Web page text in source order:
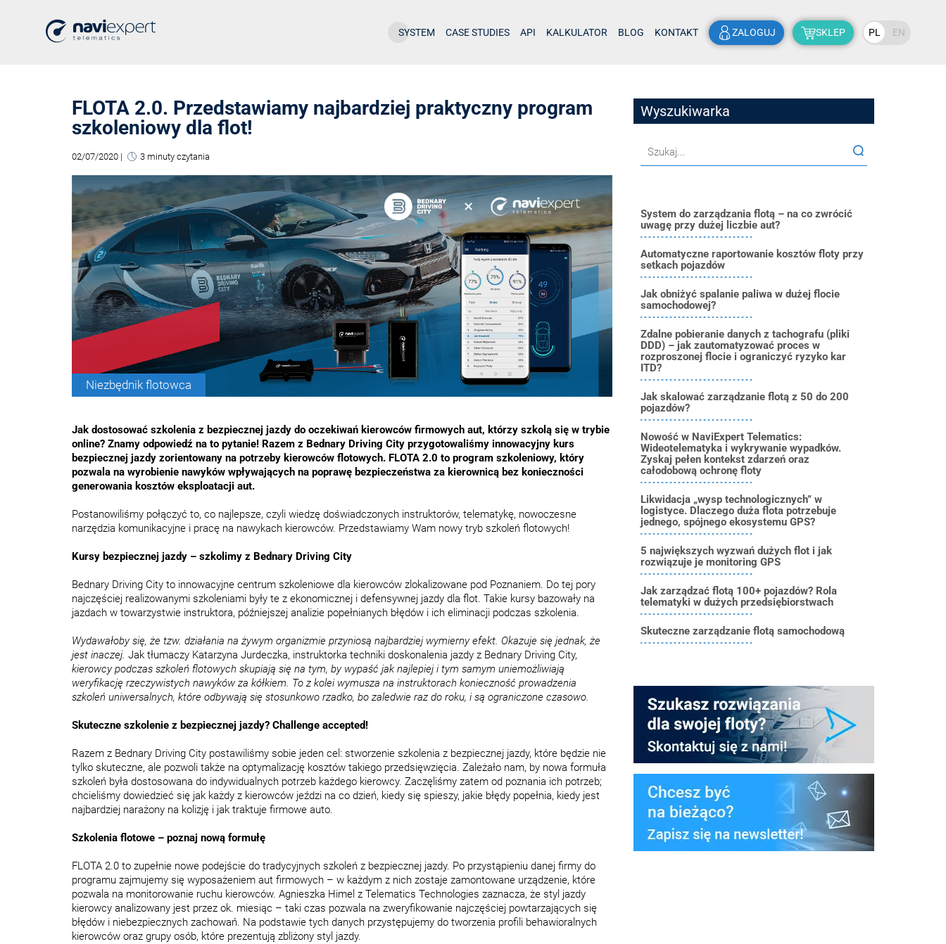
SYSTEM CASE STUDIES API KALKULATOR BLOG KONTAKT ZALOGUJ SKLEP PL EN
FLOTA 2.0. Przedstawiamy najbardziej praktyczny program
szkoleniowy dla flot!
02/07/2020 | 3 minuty czytania
Niezbędnik flotowca
Jak dostosować szkolenia z bezpiecznej jazdy do oczekiwań kierowców firmowych aut, którzy szkolą się w trybie
online? Znamy odpowiedź na to pytanie! Razem z Bednary Driving City przygotowaliśmy innowacyjny kurs
bezpiecznej jazdy zorientowany na potrzeby kierowców flotowych. FLOTA 2.0 to program szkoleniowy, który
pozwala na wyrobienie nawyków wpływających na poprawę bezpieczeństwa za kierownicą bez konieczności
generowania kosztów eksploatacji aut.
Postanowiliśmy połączyć to, co najlepsze, czyli wiedzę doświadczonych instruktorów, telematykę, nowoczesne
narzędzia komunikacyjne i pracę na nawykach kierowców. Przedstawiamy Wam nowy tryb szkoleń flotowych!
Kursy bezpiecznej jazdy – szkolimy z Bednary Driving City
Bednary Driving City to innowacyjne centrum szkoleniowe dla kierowców zlokalizowane pod Poznaniem. Do tej pory
najczęściej realizowanymi szkoleniami były te z ekonomicznej i defensywnej jazdy dla flot. Takie kursy bazowały na
jazdach w towarzystwie instruktora, późniejszej analizie popełnianych błędów i ich eliminacji podczas szkolenia.
Wydawałoby się, że tzw. działania na żywym organizmie przyniosą najbardziej wymierny efekt. Okazuje się jednak, że
jest inaczej. Jak tłumaczy Katarzyna Jurdeczka, instruktorka techniki doskonalenia jazdy z Bednary Driving City,
kierowcy podczas szkoleń flotowych skupiają się na tym, by wypaść jak najlepiej i tym samym uniemożliwiają
weryfikację rzeczywistych nawyków za kółkiem. To z kolei wymusza na instruktorach konieczność prowadzenia
szkoleń uniwersalnych, które odbywają się stosunkowo rzadko, bo zaledwie raz do roku, i są ograniczone czasowo.
Skuteczne szkolenie z bezpiecznej jazdy? Challenge accepted!
Razem z Bednary Driving City postawiliśmy sobie jeden cel: stworzenie szkolenia z bezpiecznej jazdy, które będzie nie
tylko skuteczne, ale pozwoli także na optymalizację kosztów takiego przedsięwzięcia. Zależało nam, by nowa formuła
szkoleń była dostosowana do indywidualnych potrzeb każdego kierowcy. Zaczęliśmy zatem od poznania ich potrzeb;
chcieliśmy dowiedzieć się jak każdy z kierowców jeździ na co dzień, kiedy się spieszy, jakie błędy popełnia, kiedy jest
najbardziej narażony na kolizję i jak traktuje firmowe auto.
Szkolenia flotowe – poznaj nową formułę
FLOTA 2.0 to zupełnie nowe podejście do tradycyjnych szkoleń z bezpiecznej jazdy. Po przystąpieniu danej firmy do
programu zajmujemy się wyposażeniem aut firmowych – w każdym z nich zostaje zamontowane urządzenie, które
pozwala na monitorowanie ruchu kierowców. Agnieszka Himel z Telematics Technologies zaznacza, że styl jazdy
kierowcy analizowany jest przez ok. miesiąc – taki czas pozwala na zweryfikowanie najczęściej powtarzających się
błędów i niebezpiecznych zachowań. Na podstawie tych danych przystępujemy do tworzenia profili behawioralnych
kierowców oraz grupy osób, które prezentują zbliżony styl jazdy.
Wyszukiwarka
System do zarządzania flotą – na co zwrócić
uwagę przy dużej liczbie aut?
Automatyczne raportowanie kosztów floty przy
setkach pojazdów
Jak obniżyć spalanie paliwa w dużej flocie
samochodowej?
Zdalne pobieranie danych z tachografu (pliki
DDD) – jak zautomatyzować proces w
rozproszonej flocie i ograniczyć ryzyko kar
ITD?
Jak skalować zarządzanie flotą z 50 do 200
pojazdów?
Nowość w NaviExpert Telematics:
Wideotelematyka i wykrywanie wypadków.
Zyskaj pełen kontekst zdarzeń oraz
całodobową ochronę floty
Likwidacja „wysp technologicznych” w
logistyce. Dlaczego duża flota potrzebuje
jednego, spójnego ekosystemu GPS?
5 największych wyzwań dużych flot i jak
rozwiązuje je monitoring GPS
Jak zarządzać flotą 100+ pojazdów? Rola
telematyki w dużych przedsiębiorstwach
Skuteczne zarządzanie flotą samochodową